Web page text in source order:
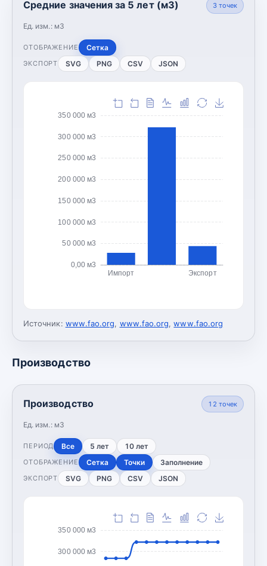
Средние значения за 5 лет (м3)
Ед. изм.: м3
3точек
ОТОБРАЖЕНИЕ Сетка
ЭКСПОРТ SVG PNG CSV JSON
0,00 м3
50 000 м3
100 000 м3
150 000 м3
200 000 м3
250 000 м3
300 000 м3
350 000 м3
Импорт Экспорт
Источник: www.fao.org, www.fao.org,www.fao.org
Производство
Производство
Ед. изм.: м3
12 точек
ПЕРИОД Все 5 лет 10 лет
ОТОБРАЖЕНИЕ Сетка Точки Заполнение
ЭКСПОРТ SVG PNG CSV JSON
300 000 м3
350 000 м3